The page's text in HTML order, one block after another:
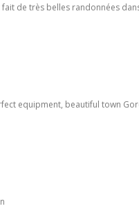
de très belles randonnées
equipment, beautiful town